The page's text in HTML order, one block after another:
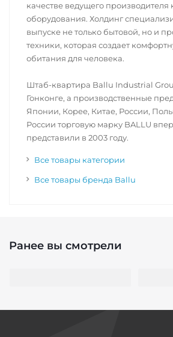
качестве ведущего производителя
оборудования. Холдинг
выпуске не только бытовой, но и
техники, которая создает
обитания для человека.
Штаб-квартира Ballu Industrial
Гонконге, а производственные
Японии, Корее, Китае, России,
России торговую марку BALLU
представили в 2003 году.
Все товары категории
Все товары бренда Ballu
Ранее вы смотрели